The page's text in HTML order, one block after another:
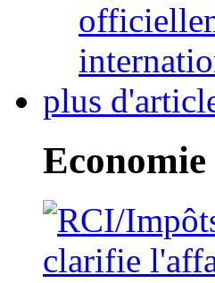
plus
Economie